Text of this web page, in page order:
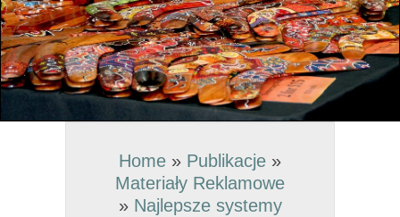
Home » Publikacje »
Materiały Reklamowe
» Najlepsze systemy